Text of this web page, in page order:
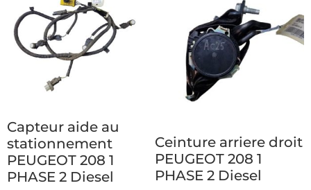
Capteur aide au
stationnement
PEUGEOT 208 1
PHASE 2 Diesel
Ceinture arriere droit
PEUGEOT 208 1
PHASE 2 Diesel